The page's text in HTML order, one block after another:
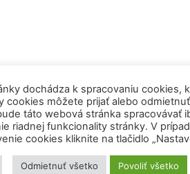
dochádza k spracovaniu cookies,
cookies môžete prijať alebo
táto webová stránka spracovávať
riadnej funkcionality stránky. V
cookies kliknite na tlačidlo
Odmietnuť všetko Povoliť všetko